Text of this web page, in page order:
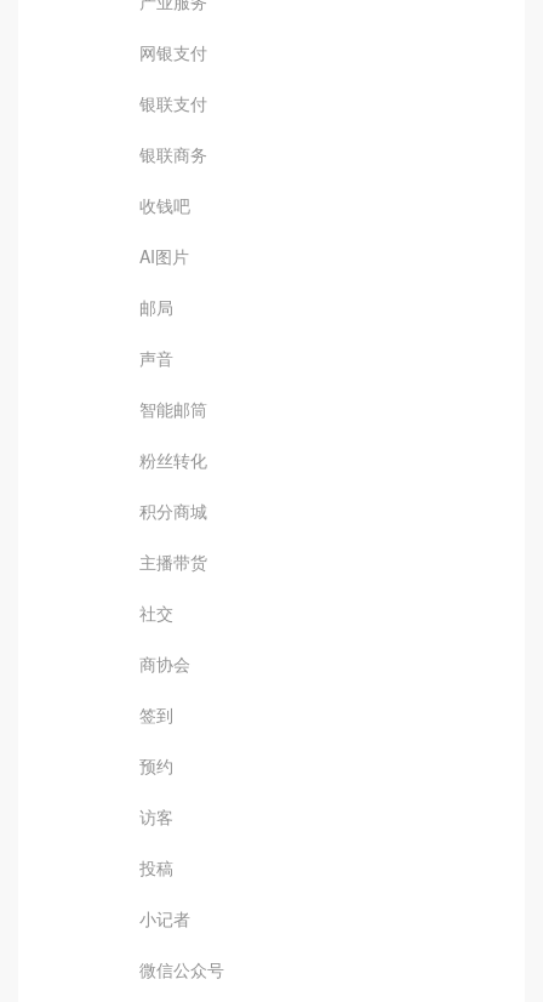
网银支付
银联支付
银联商务
收钱吧
AI图片
邮局
声音
智能邮筒
粉丝转化
积分商城
主播带货
社交
商协会
签到
预约
访客
投稿
小记者
微信公众号